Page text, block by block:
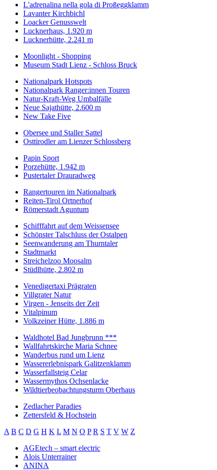
L'adrenalina nella gola di Proßeggklamm
Lavanter Kirchbichl
Loacker Genusswelt
Lucknerhaus, 1.920 m
Lucknerhütte, 2.241 m
Moonlight - Shopping
Museum Stadt Lienz - Schloss Bruck
Nationalpark Hotspots
Nationalpark Ranger:innen Touren
Natur-Kraft-Weg Umbalfälle
Neue Sajathütte, 2.600 m
New Take Five
Obersee und Staller Sattel
Osttirodler am Lienzer Schlossberg
Papin Sport
Porzehütte, 1.942 m
Pustertaler Drauradweg
Rangertouren im Nationalpark
Reiten-Tirol Ortnerhof
Römerstadt Aguntum
Schifffahrt auf dem Weissensee
Schönster Talschluss der Ostalpen
Seenwanderung am Thurntaler
Stadtmarkt
Streichelzoo Moosalm
Stüdlhütte, 2.802 m
Venedigertaxi Prägraten
Villgrater Natur
Virgen - Jenseits der Zeit
Vitalpinum
Volkzeiner Hütte, 1.886 m
Waldhotel Bad Jungbrunn ***
Wallfahrtskirche Maria Schnee
Wanderbus rund um Lienz
Wassererlebnispark Galitzenklamm
Wasserfallsteig Celar
Wassermythos Ochsenlacke
Wildtierbeobachtungsturm Oberhaus
Zedlacher Paradies
Zettersfeld & Hochstein
A B C D G H K L M N O P R S T V W Z
AGEtech – smart electric
Alois Unterrainer
ANINA